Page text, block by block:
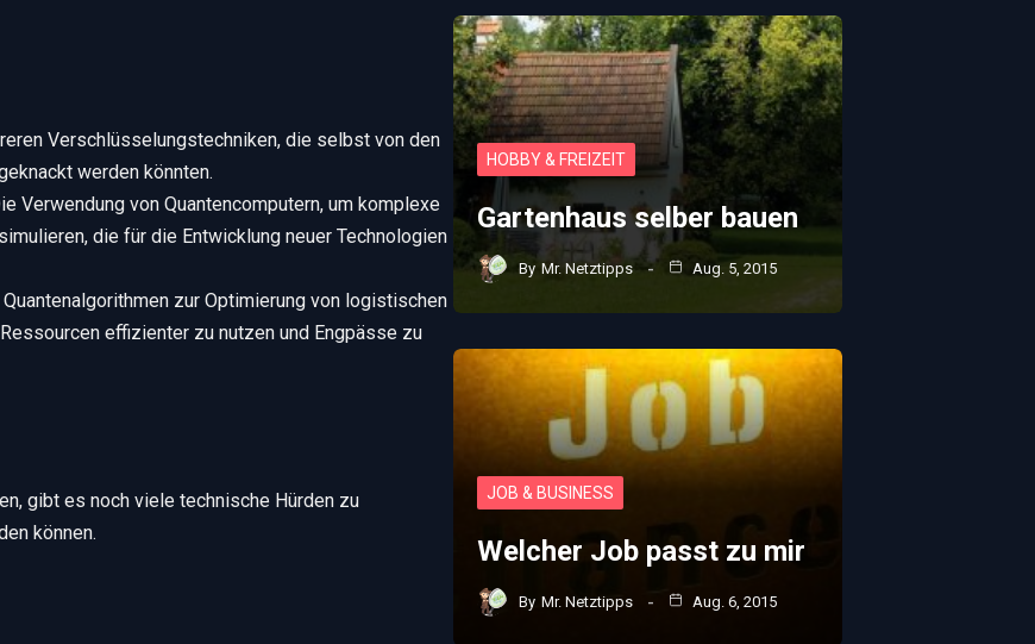
Verschlüsselungstechniken, die selbst von den
werden könnten.
Verwendung von Quantencomputern, um komplexe
die für die Entwicklung neuer Technologien
zur Optimierung von logistischen
effizienter zu nutzen und Engpässe zu
gibt es noch viele technische Hürden zu
können.
HOBBY & FREIZEIT
Gartenhaus selber bauen
By Mr. Netztipps Aug. 5, 2015
JOB & BUSINESS
Welcher Job passt zu mir
By Mr. Netztipps Aug. 6, 2015